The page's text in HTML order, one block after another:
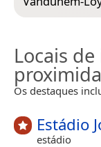
Locais
Os destaques
Estádio
estádio